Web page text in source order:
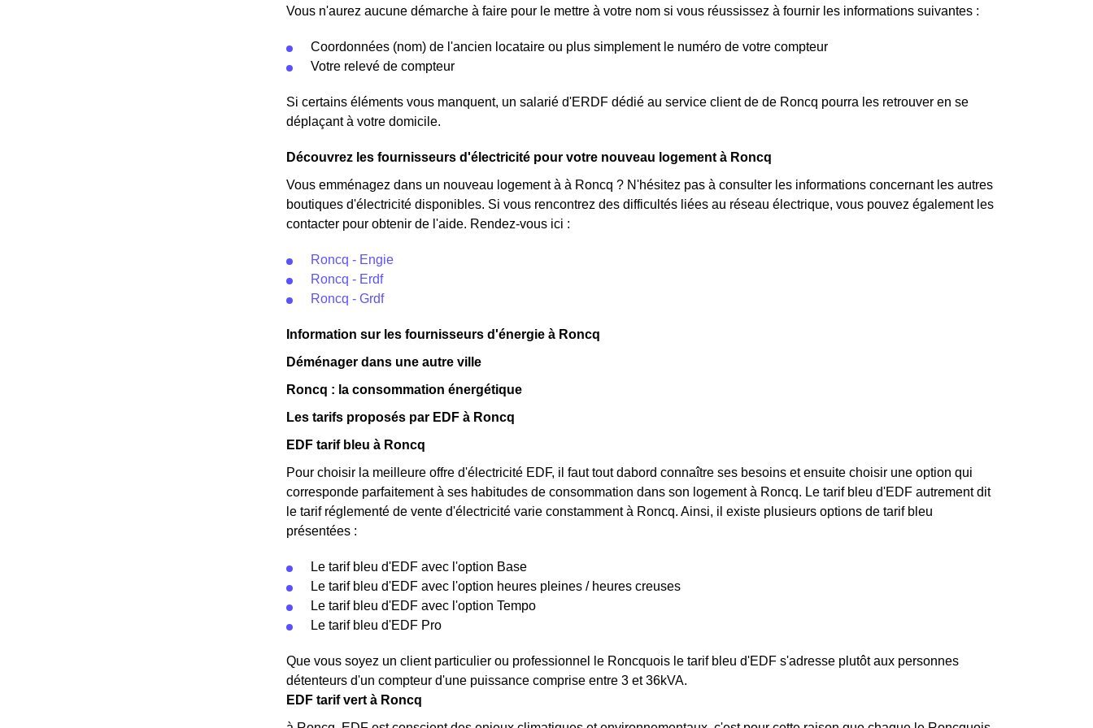
Vous n'aurez aucune démarche à faire pour le mettre à votre nom si vous réussissez à fournir les informations suivantes :
Coordonnées (nom) de l'ancien locataire ou plus simplement le numéro de votre compteur
Votre relevé de compteur
Si certains éléments vous manquent, un salarié d'ERDF dédié au service client de de Roncq pourra les retrouver en se
déplaçant à votre domicile.
Découvrez les fournisseurs d'électricité pour votre nouveau logement à Roncq
Vous emménagez dans un nouveau logement à à Roncq ? N'hésitez pas à consulter les informations concernant les autres
boutiques d'électricité disponibles. Si vous rencontrez des difficultés liées au réseau électrique, vous pouvez également les
contacter pour obtenir de l'aide. Rendez-vous ici :
Roncq - Engie
Roncq - Erdf
Roncq - Grdf
Information sur les fournisseurs d'énergie à Roncq
Déménager dans une autre ville
Roncq : la consommation énergétique
Les tarifs proposés par EDF à Roncq
EDF tarif bleu à Roncq
Pour choisir la meilleure offre d'électricité EDF, il faut tout dabord connaître ses besoins et ensuite choisir une option qui
corresponde parfaitement à ses habitudes de consommation dans son logement à Roncq. Le tarif bleu d'EDF autrement dit
le tarif réglementé de vente d'électricité varie constamment à Roncq. Ainsi, il existe plusieurs options de tarif bleu
présentées :
Le tarif bleu d'EDF avec l'option Base
Le tarif bleu d'EDF avec l'option heures pleines / heures creuses
Le tarif bleu d'EDF avec l'option Tempo
Le tarif bleu d'EDF Pro
Que vous soyez un client particulier ou professionnel le Roncquois le tarif bleu d'EDF s'adresse plutôt aux personnes
détenteurs d'un compteur d'une puissance comprise entre 3 et 36kVA.
EDF tarif vert à Roncq